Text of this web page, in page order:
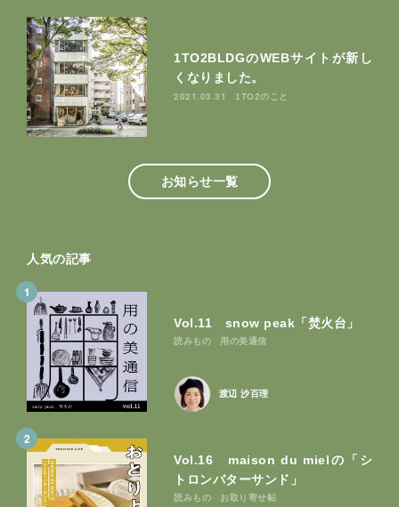
1TO2BLDGのWEBサイトが新し
くなりました。
2021.03.31 1TO2のこと
お知らせ一覧
人気の記事
Vol.11 snow peak「焚火台」
読みもの 用の美通信
渡辺 沙百理
1
Vol.16 maison du mielの「シ
トロンバターサンド」
読みもの お取り寄せ帖
2